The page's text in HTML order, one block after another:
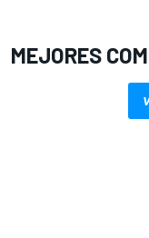
MEJORES